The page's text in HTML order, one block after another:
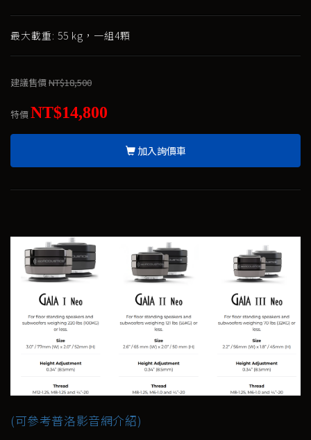
最大載重: 55 kg，一組4顆
建議售價NT$18,500
特價NT$14,800
加入詢價車
(可參考普洛影音網介紹)